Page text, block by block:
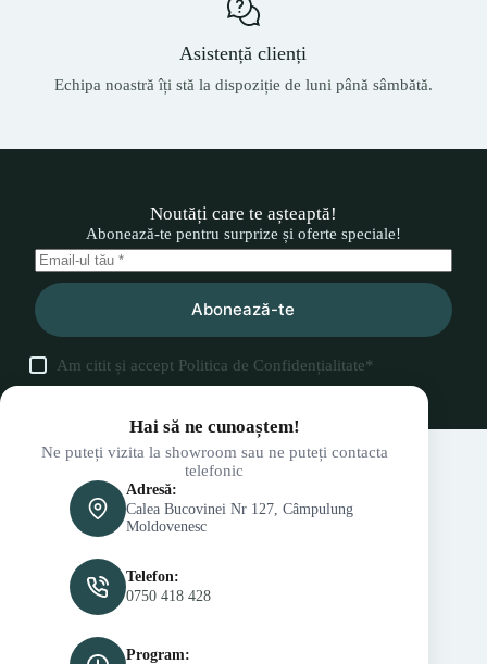
Asistență clienți
Echipa noastră îți stă la dispoziție de luni până sâmbătă.
Noutăți care te așteaptă!
Abonează-te pentru surprize și oferte speciale!
Abonează-te
Am citit și accept Politica de Confidențialitate*
Hai să ne cunoaștem!
Ne puteți vizita la showroom sau ne puteți contacta
telefonic
Adresă:
Calea Bucovinei Nr 127, Câmpulung
Moldovenesc
Telefon:
0750 418 428
Program: